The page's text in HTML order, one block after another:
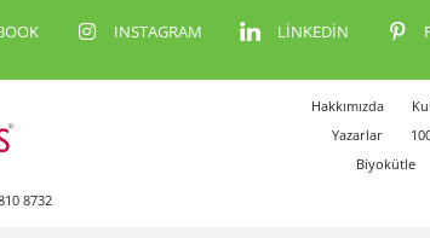
INSTAGRAM LINKEDIN
Hakkımızda
Yazarlar
Biyokütle
8732